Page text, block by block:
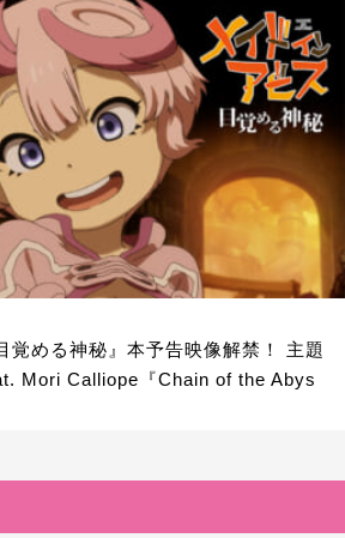
覚める神秘』本予告映像解禁！ 主題
Mori Calliope『Chain of the Abys